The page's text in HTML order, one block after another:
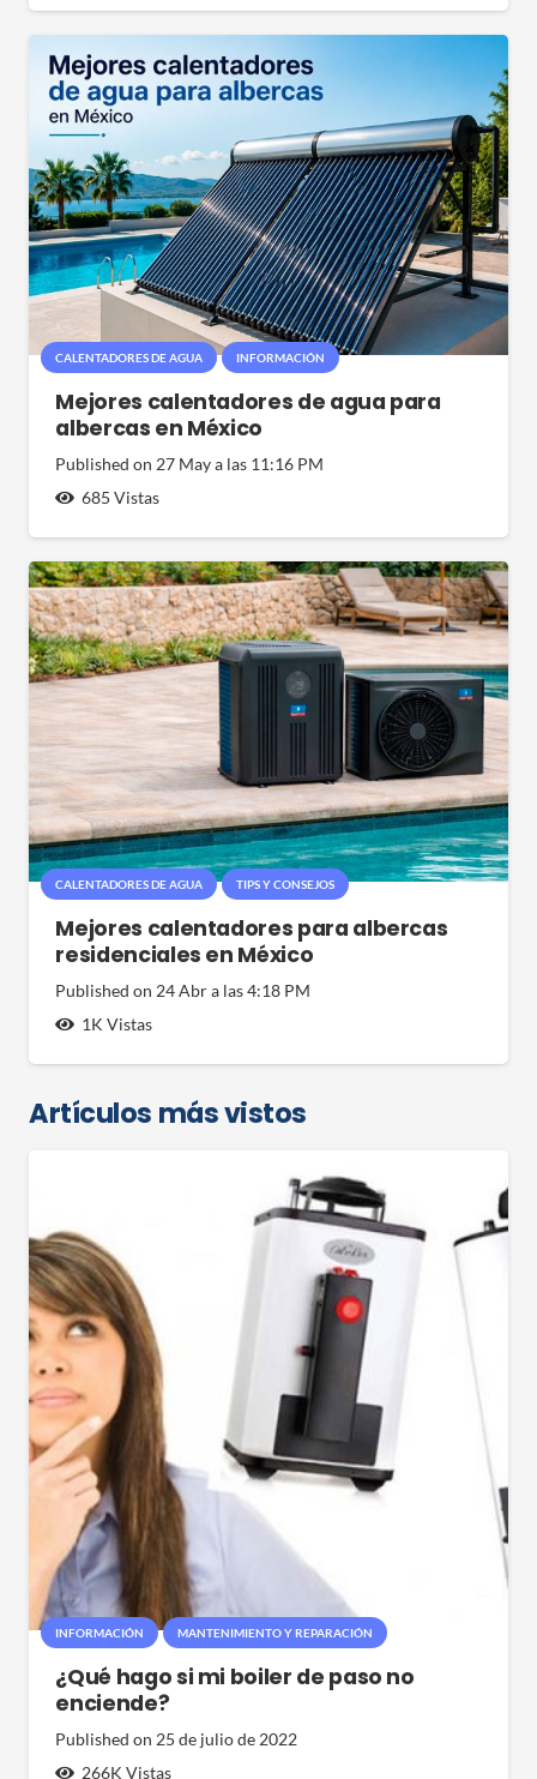
CALENTADORES DE AGUA INFORMACIÓN
Mejores calentadores de agua para
albercas en México
Published on 27 May a las 11:16 PM
685 Vistas
CALENTADORES DE AGUA TIPS Y CONSEJOS
Mejores calentadores para albercas
residenciales en México
Published on 24 Abr a las 4:18 PM
1K Vistas
Artículos más vistos
INFORMACIÓN MANTENIMIENTO Y REPARACIÓN
¿Qué hago si mi boiler de paso no
enciende?
Published on 25 de julio de 2022
266K Vistas